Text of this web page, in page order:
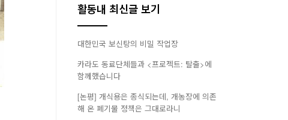
활동내 최신글 보기
대한민국 보신탕의 비밀 작업장
카라도 동료단체들과 <프로젝트: 탈출>에
함께했습니다
[논평] 개식용은 종식되는데, 개농장에 의존
해 온 폐기물 정책은 그대로라니